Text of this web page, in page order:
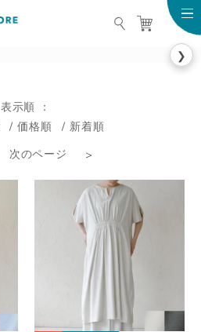
FAIR TRADE LIFE
❯
表示順
価格順
新着順
次のページ